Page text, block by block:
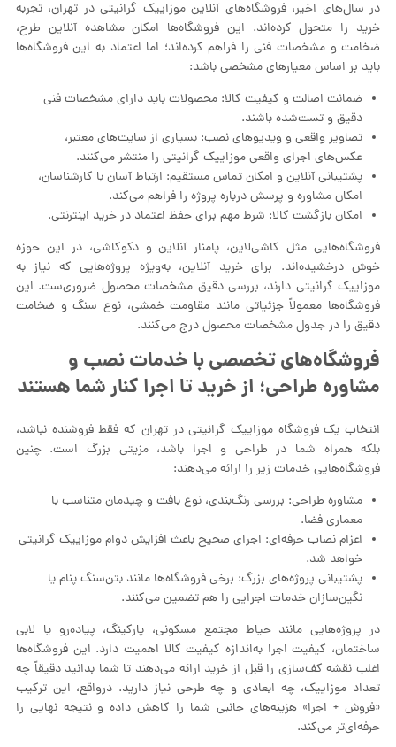
در سال‌های اخیر، فروشگاه‌های آنلاین موزاییک گرانیتی در تهران، تجربه
خرید را متحول کرده‌اند. این فروشگاه‌ها امکان مشاهده آنلاین طرح،
ضخامت و مشخصات فنی را فراهم کرده‌اند؛ اما اعتماد به این فروشگاه‌ها
باید بر اساس معیارهای مشخصی باشد:
ضمانت اصالت و کیفیت کالا: محصولات باید دارای مشخصات فنی
دقیق و تست‌شده باشند.
تصاویر واقعی و ویدیوهای نصب: بسیاری از سایت‌های معتبر،
عکس‌های اجرای واقعی موزاییک گرانیتی را منتشر می‌کنند.
پشتیبانی آنلاین و امکان تماس مستقیم: ارتباط آسان با کارشناسان،
امکان مشاوره و پرسش درباره پروژه را فراهم می‌کند.
امکان بازگشت کالا: شرط مهم برای حفظ اعتماد در خرید اینترنتی.
فروشگاه‌هایی مثل کاشی‌لاین، پامنار آنلاین و دکوکاشی، در این حوزه
خوش درخشیده‌اند. برای خرید آنلاین، به‌ویژه پروژه‌هایی که نیاز به
موزاییک گرانیتی دارند، بررسی دقیق مشخصات محصول ضروری‌ست. این
فروشگاه‌ها معمولاً جزئیاتی مانند مقاومت خمشی، نوع سنگ و ضخامت
دقیق را در جدول مشخصات محصول درج می‌کنند.
فروشگاه‌های تخصصی با خدمات نصب و
مشاوره طراحی؛ از خرید تا اجرا کنار شما هستند
انتخاب یک فروشگاه موزاییک گرانیتی در تهران که فقط فروشنده نباشد،
بلکه همراه شما در طراحی و اجرا باشد، مزیتی بزرگ است. چنین
فروشگاه‌هایی خدمات زیر را ارائه می‌دهند:
مشاوره طراحی: بررسی رنگ‌بندی، نوع بافت و چیدمان متناسب با
معماری فضا.
اعزام نصاب حرفه‌ای: اجرای صحیح باعث افزایش دوام موزاییک گرانیتی
خواهد شد.
پشتیبانی پروژه‌های بزرگ: برخی فروشگاه‌ها مانند بتن‌سنگ پنام یا
نگین‌سازان خدمات اجرایی را هم تضمین می‌کنند.
در پروژه‌هایی مانند حیاط مجتمع مسکونی، پارکینگ، پیاده‌رو یا لابی
ساختمان، کیفیت اجرا به‌اندازه کیفیت کالا اهمیت دارد. این فروشگاه‌ها
اغلب نقشه کف‌سازی را قبل از خرید ارائه می‌دهند تا شما بدانید دقیقاً چه
تعداد موزاییک، چه ابعادی و چه طرحی نیاز دارید. درواقع، این ترکیب
«فروش + اجرا» هزینه‌های جانبی شما را کاهش داده و نتیجه نهایی را
حرفه‌ای‌تر می‌کند.